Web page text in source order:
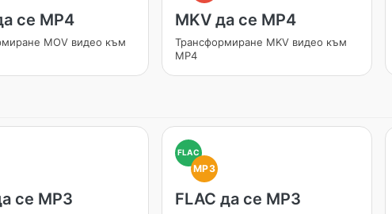
се MP4
MOV видео към
MKV да се MP4
Трансформиране MKV видео към
MP4
се MP3
FLAC
MP3
FLAC да се MP3